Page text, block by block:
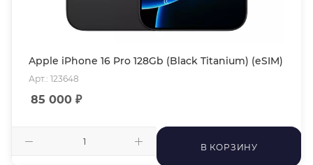
Apple iPhone 16 Pro 128Gb (Black Titanium) (eSIM)
Арт.: 123648
85 000 ₽
В КОРЗИНУ